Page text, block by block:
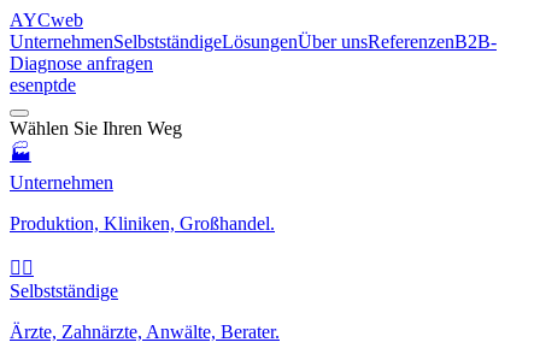
AYCweb
UnternehmenSelbstständigeLösungenÜber unsReferenzenB2B-
Diagnose anfragen
esenptde
Wählen Sie Ihren Weg
🏭
Unternehmen
Produktion, Kliniken, Großhandel.
🧑‍⚕️
Selbstständige
Ärzte, Zahnärzte, Anwälte, Berater.